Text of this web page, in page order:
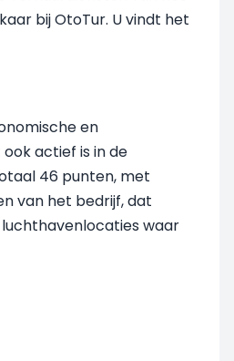
bij OtoTur. U vindt het
en
actief is in de
46 punten, met
van het bedrijf, dat
waar